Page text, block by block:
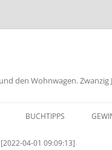
den Wohnwagen. Zwanzig
BUCHTIPPS
[2022-04-01 09:09:13]